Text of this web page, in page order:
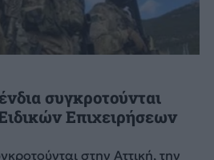
συγκροτούνται
Επιχειρήσεων
στην Αττική, την